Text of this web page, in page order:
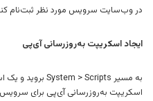
در وب‌سایت سرویس مورد نظر ثبت‌نام
ایجاد اسکریپت به‌روزرسانی آی‌پی
به مسیر System > Scripts بروید و یک اسکریپت جدید ایجاد کنید.
اسکریپت به‌روزرسانی آی‌پی برای سرویس